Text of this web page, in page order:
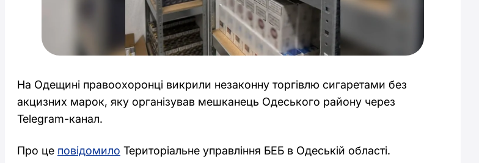
На Одещині правоохоронці викрили незаконну торгівлю сигаретами без
акцизних марок, яку організував мешканець Одеського району через
Telegram-канал.
Про це повідомило Територіальне управління БЕБ в Одеській області.